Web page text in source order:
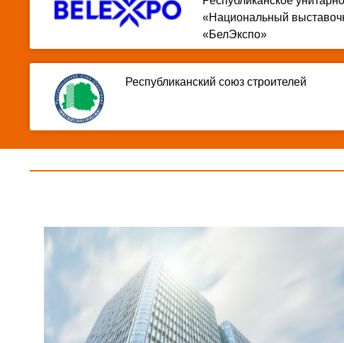
«Национальный
«БелЭкспо»
Республиканский союз строителей